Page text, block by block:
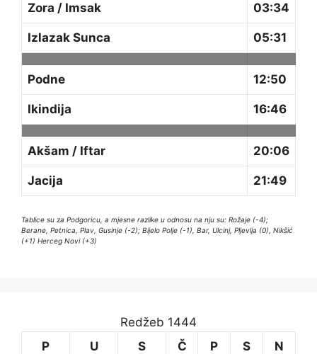
Zora / Imsak 03:34
Izlazak Sunca 05:31
Podne 12:50
Ikindija 16:46
Akšam / Iftar 20:06
Jacija 21:49
Tablice su za Podgoricu, a mjesne razlike u odnosu na nju su: Rožaje (-4);
Berane, Petnica, Plav, Gusinje (-2); Bijelo Polje (-1), Bar, Ulcinj, Pljevlja (0), Nikšić
(+1) Herceg Novi (+3)
Redžeb 1444
P
U S Č P S N